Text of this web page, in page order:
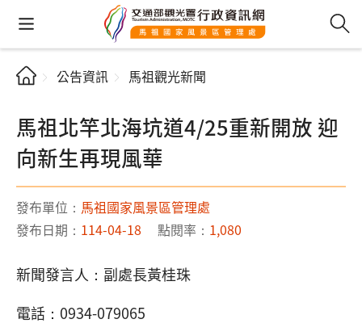
公告資訊 馬祖觀光新聞
馬祖北竿北海坑道4/25重新開放 迎
向新生再現風華
發布單位： 馬祖國家風景區管理處
發布日期： 114-04-18 點閱率： 1,080
新聞發言人：副處長黃桂珠
電話：0934-079065